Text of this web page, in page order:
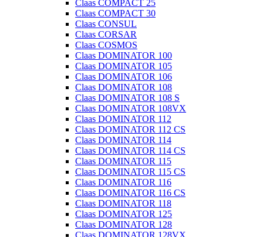
Claas COMPACT 25
Claas COMPACT 30
Claas CONSUL
Claas CORSAR
Claas COSMOS
Claas DOMINATOR 100
Claas DOMINATOR 105
Claas DOMINATOR 106
Claas DOMINATOR 108
Claas DOMINATOR 108 S
Claas DOMINATOR 108VX
Claas DOMINATOR 112
Claas DOMINATOR 112 CS
Claas DOMINATOR 114
Claas DOMINATOR 114 CS
Claas DOMINATOR 115
Claas DOMINATOR 115 CS
Claas DOMINATOR 116
Claas DOMINATOR 116 CS
Claas DOMINATOR 118
Claas DOMINATOR 125
Claas DOMINATOR 128
Claas DOMINATOR 128VX